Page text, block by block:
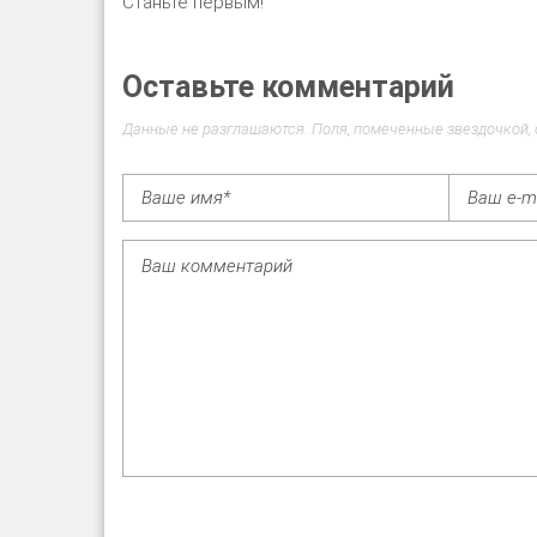
Оставьте комментарий
Данные не разглашаются. Поля, помеченные звездочкой,